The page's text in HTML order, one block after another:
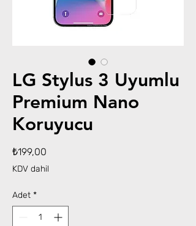
LG Stylus 3 Uyumlu
Premium Nano
Koruyucu
₺199,00
KDV dahil
Adet *